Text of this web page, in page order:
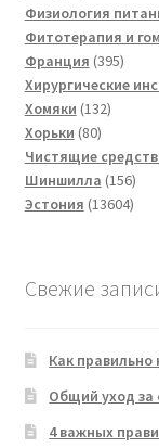
товаров
Физиология
Фитотерапия и
Франция 395395
Хирургические
Хомяки 132132
Хорьки 8080
товаров
Чистящие
Шиншилла 156156
Эстония 1360413604
Свежие
Как правильно
Общий уход за
4 важных